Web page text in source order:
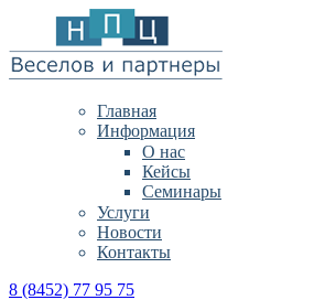
Главная
Информация
О нас
Кейсы
Семинары
Услуги
Новости
Контакты
8 (8452) 77 95 75